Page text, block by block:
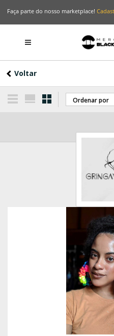
Faça parte do nosso marketplace!
Voltar